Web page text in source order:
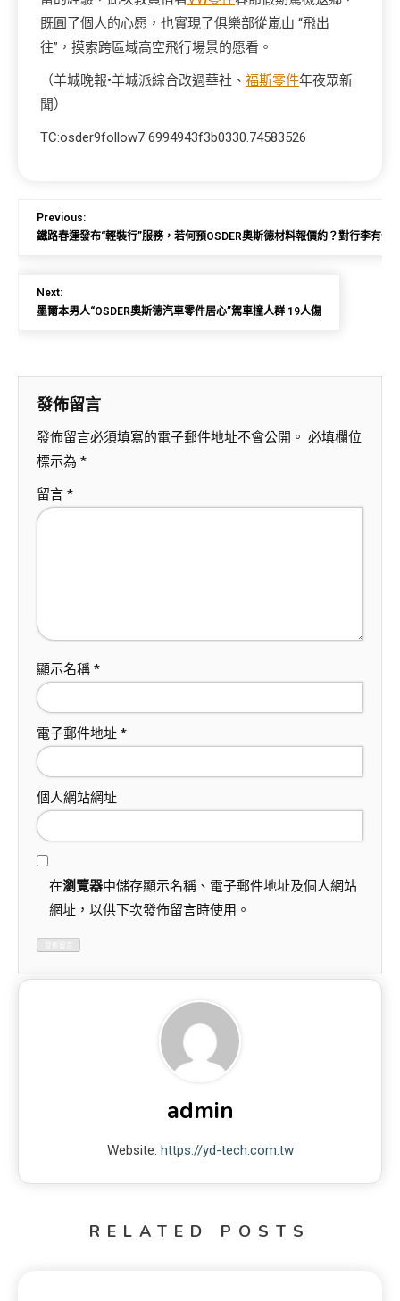
既圓了個人的心愿，也實現了俱樂部從嵐山 “飛出
往”，摸索跨區域高空飛行場景的愿看。
（羊城晚報•羊城派綜合改過華社、 福斯零件年夜眾新
聞）
TC:osder9follow7 6994943f3b0330.74583526
Previous:
鐵路春運發布“輕裝行”服務，若何預OSDER奧斯德材料報價約？對行李有何
Next:
墨爾本男人“OSDER奧斯德汽車零件居心”駕車撞人群 19人傷
發佈留言
發佈留言必須填寫的電子郵件地址不會公開。 必填欄位
標示為 *
留言 *
顯示名稱 *
電子郵件地址 *
個人網站網址
在瀏覽器中儲存顯示名稱、電子郵件地址及個人網站
網址，以供下次發佈留言時使用。
admin
Website: https://yd-tech.com.tw
RELATED POSTS